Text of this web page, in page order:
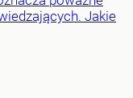
Jakie